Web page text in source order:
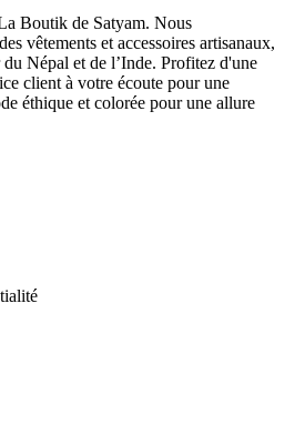
Boutik de Satyam. Nous
vêtements et accessoires artisanaux,
Népal et de l’Inde. Profitez d'une
client à votre écoute pour une
éthique et colorée pour une allure